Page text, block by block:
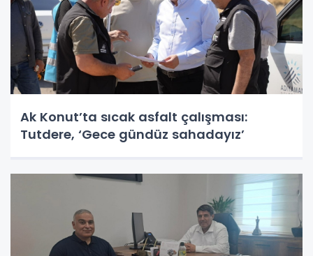
Ak Konut’ta sıcak asfalt çalışması:
Tutdere, ‘Gece gündüz sahadayız’